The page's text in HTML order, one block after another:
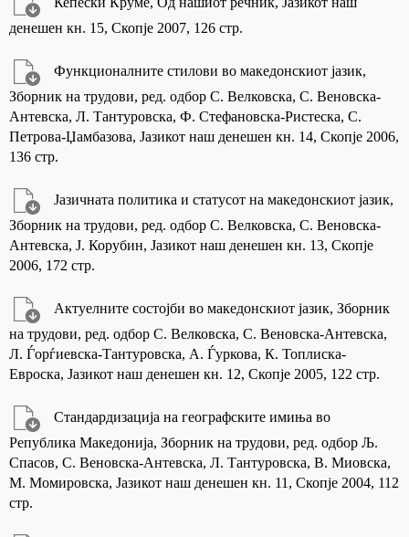
денешен кн. 15, Скопје 2007, 126 стр.
Функционалните стилови во македонскиот јазик,
Зборник на трудови, ред. одбор С. Велковска, С. Веновска-
Антевска, Л. Тантуровска, Ф. Стефановска-Ристеска, С.
Петрова-Џамбазова, Јазикот наш денешен кн. 14, Скопје 2006,
136 стр.
Јазичната политика и статусот на македонскиот јазик,
Зборник на трудови, ред. одбор С. Велковска, С. Веновска-
Антевска, Ј. Корубин, Јазикот наш денешен кн. 13, Скопје
2006, 172 стр.
Актуелните состојби во македонскиот јазик, Зборник
на трудови, ред. одбор С. Велковска, С. Веновска-Антевска,
Л. Ѓорѓиевска-Тантуровска, А. Ѓуркова, К. Топлиска-
Евроска, Јазикот наш денешен кн. 12, Скопје 2005, 122 стр.
Стандардизација на географските имиња во
Република Македонија, Зборник на трудови, ред. одбор Љ.
Спасов, С. Веновска-Антевска, Л. Тантуровска, В. Миовска,
М. Момировска, Јазикот наш денешен кн. 11, Скопје 2004, 112
стр.